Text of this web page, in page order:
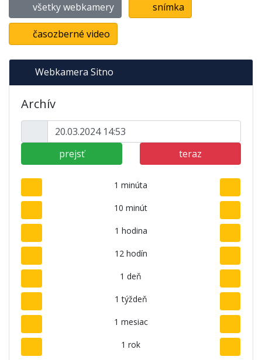
všetky webkamery snímka
časozberné video
Webkamera Sitno
Archív
prejsť teraz
1 minúta
10 minút
1 hodina
12 hodín
1 deň
1 týždeň
1 mesiac
1 rok